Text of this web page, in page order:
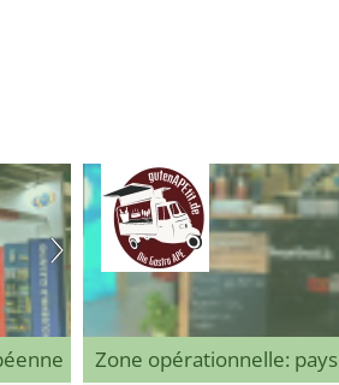
Zone opérationnelle: pays